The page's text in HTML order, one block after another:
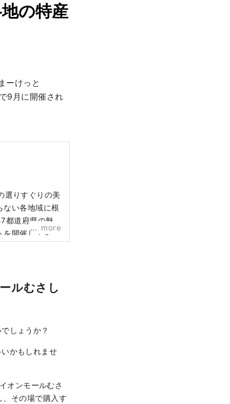
の特産
ーけっと
9月に開催され
りすぐりの美
ない各地域に根
都道府県の魅
を開催します。
more
ルむさし
しょうか？
かもしれませ
オンモールむさ
その場で購入す